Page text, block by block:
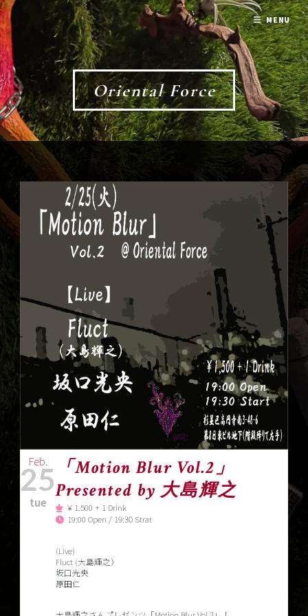
Oriental Force
Feb.
25
tue
「Motion Blur Vol.2」
Presented by 大島輝之
￥1.500 + 1 Drink
19:00 Open / 19:30 Strat
(Live)
Fluct (大島輝之）
坂口光央
原田仁
MENU